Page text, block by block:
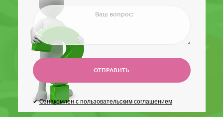
ОТПРАВИТЬ
✔Ознакомлен с пользовательским соглашением